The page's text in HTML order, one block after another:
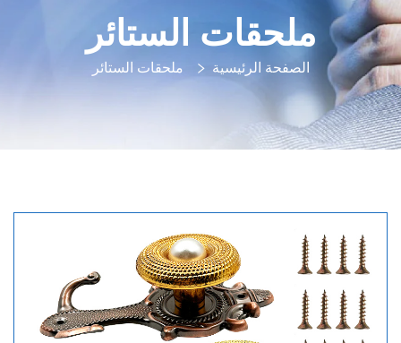
ملحقات الستائر
الصفحة الرئيسية ملحقات الستائر